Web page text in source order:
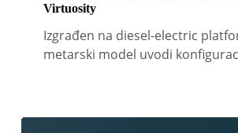
Virtuosity
Izgrađen na diesel-electric
metarski model uvodi